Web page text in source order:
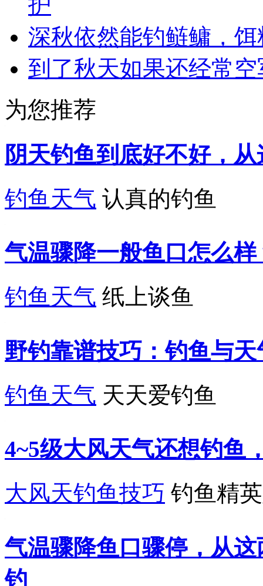
护
深秋依然能钓鲢鳙，
到了秋天如果还经常
为您推荐
阴天钓鱼到底好不好，
钓鱼天气 认真的钓鱼
气温骤降一般鱼口怎么
钓鱼天气 纸上谈鱼
野钓靠谱技巧：钓鱼与
钓鱼天气 天天爱钓鱼
4~5级大风天气还想钓鱼
大风天钓鱼技巧 钓鱼精
气温骤降鱼口骤停，从
钓